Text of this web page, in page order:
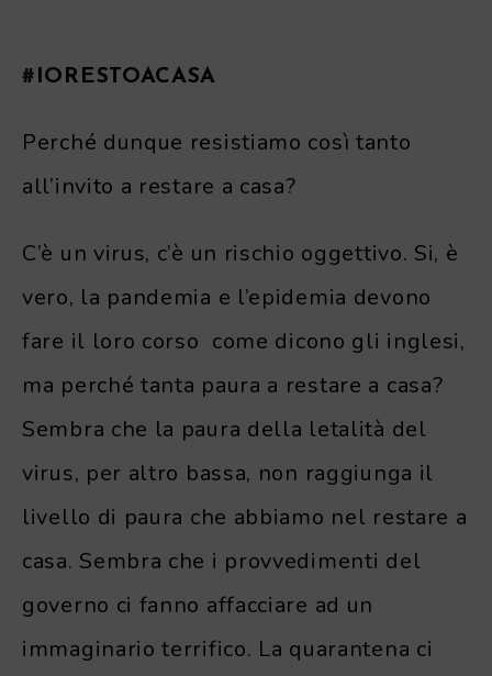
# IORESTOACASA
Perché dunque resistiamo così tanto
all’invito a restare a casa?
C’è un virus, c’è un rischio oggettivo. Si, è
vero, la pandemia e l’epidemia devono
fare il loro corso come dicono gli inglesi,
ma perché tanta paura a restare a casa?
Sembra che la paura della letalità del
virus, per altro bassa, non raggiunga il
livello di paura che abbiamo nel restare a
casa. Sembra che i provvedimenti del
governo ci fanno affacciare ad un
immaginario terrifico. La quarantena ci